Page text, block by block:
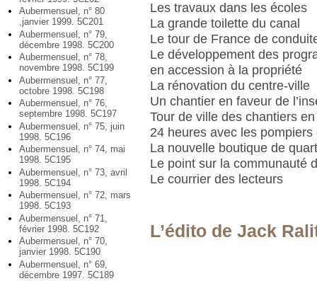
Aubermensuel, n° 80
,janvier 1999. 5C201
Aubermensuel, n° 79,
décembre 1998. 5C200
Aubermensuel, n° 78,
novembre 1998. 5C199
Aubermensuel, n° 77,
octobre 1998. 5C198
Aubermensuel, n° 76,
septembre 1998. 5C197
Aubermensuel, n° 75, juin
1998. 5C196
Aubermensuel, n° 74, mai
1998. 5C195
Aubermensuel, n° 73, avril
1998. 5C194
Aubermensuel, n° 72, mars
1998. 5C193
Aubermensuel, n° 71,
février 1998. 5C192
Aubermensuel, n° 70,
janvier 1998. 5C190
Aubermensuel, n° 69,
décembre 1997. 5C189
Les travaux dans les écoles
La grande toilette du canal
Le tour de France de
Le développement des
en accession à la propriété
La rénovation du centre-ville
Un chantier en faveur de
Tour de ville des chantiers
24 heures avec les pompiers
La nouvelle boutique de
Le point sur la communauté
Le courrier des lecteurs
L’édito de Jack